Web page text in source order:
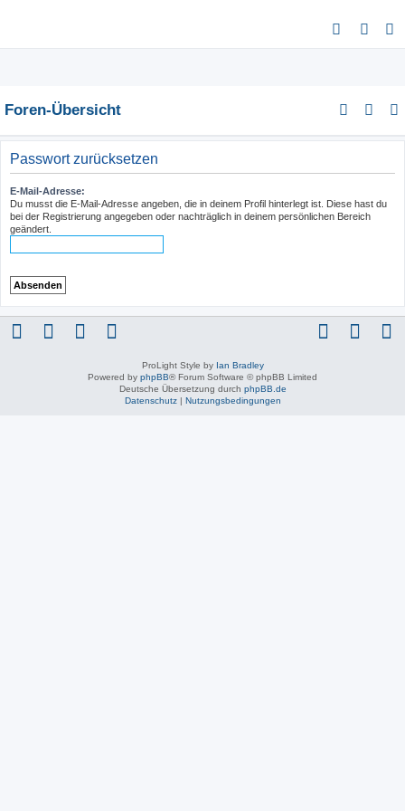
u
e
Foren-Übersicht
Passwort zurücksetzen
E-Mail-Adresse:
Du musst die E-Mail-Adresse angeben, die in deinem Profil hinterlegt ist. Diese hast du
bei der Registrierung angegeben oder nachträglich in deinem persönlichen Bereich
geändert.
ProLight Style by Ian Bradley
Powered by phpBB® Forum Software © phpBB Limited
Deutsche Übersetzung durch phpBB.de
Datenschutz| Nutzungsbedingungen